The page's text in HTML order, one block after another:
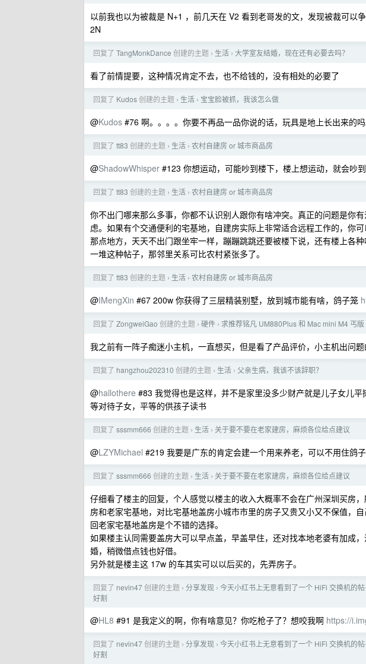
以前我也以为被裁是 N+1 ，前几天在 V2 看到老哥发的文，发现被裁可以
2N
回复了 TangMonkDance 创建的主题 › 生活 › 大学室友结婚，现在还有必要去吗？
看了前情提要，这种情况肯定不去，也不给钱的，没有相处的必要了
回复了 Kudos创建的主题 › 生活 › 宝宝脸被抓，我该怎么做
@Kudos #76 啊。。。。你要不再品一品你说的话，玩具是地上长出来的吗
回复了 tt83 创建的主题 › 生活 › 农村自建房 or 城市商品房
@ShadowWhisper #123 你想运动，可能吵到楼下，楼上想运动，就会吵到
回复了 tt83 创建的主题 › 生活 › 农村自建房 or 城市商品房
你不出门哪来那么多事，你都不认识别人跟你有啥冲突。真正的问题是你
虑。如果有个交通便利的宅基地，自建房实际上非常适合远程工作的，你
那点地方，天天不出门跟坐牢一样，蹦蹦跳跳还要被楼下说，还有楼上各
一堆这种帖子，那邻里关系可比农村紧张多了。
回复了 tt83 创建的主题 › 生活 › 农村自建房 or 城市商品房
@IMengXin #67 200w 你获得了三层精装别墅，放到城市能有啥，鸽子笼
回复了 ZongweiGao 创建的主题 › 硬件 › 求推荐铭凡 UM880Plus 和 Mac mini M4 丐版
我之前有一阵子痴迷小主机，一直想买，但是看了产品评价，小主机出问
回复了 hangzhou202310 创建的主题 › 生活 › 父亲生病，我该不该辞职？
@hallothere #83 我觉得也是这样，并不是家里没多少财产就是儿子女儿
等对待子女，平等的供孩子读书
回复了 sssmm666 创建的主题 › 生活 › 关于要不要在老家建房，麻烦各位给点建议
@LZYMichael #219 我要是广东的肯定会建一个用来养老，可以不用住鸽
回复了 sssmm666 创建的主题 › 生活 › 关于要不要在老家建房，麻烦各位给点建议
仔细看了楼主的回复，个人感觉以楼主的收入大概率不会在广州深圳买房
房和老家宅基地，对比宅基地盖房小城市市里的房子又贵又小又不保值，
回老家宅基地盖房是个不错的选择。
如果楼主认同需要盖房大可以早点盖，早盖早住，还对找本地老婆有加成
婚，稍微借点钱也好借。
另外就是楼主这 17w 的车其实可以以后买的，先弄房子。
回复了 nevin47创建的主题 › 分享发现 › 今天小红书上无意看到了一个 HiFi 交换机的
好割
@HL8 #91 是我定义的啊，你有啥意见？你吃枪子了？想咬我啊 https://
回复了 nevin47创建的主题 › 分享发现 › 今天小红书上无意看到了一个 HiFi 交换机的
好割